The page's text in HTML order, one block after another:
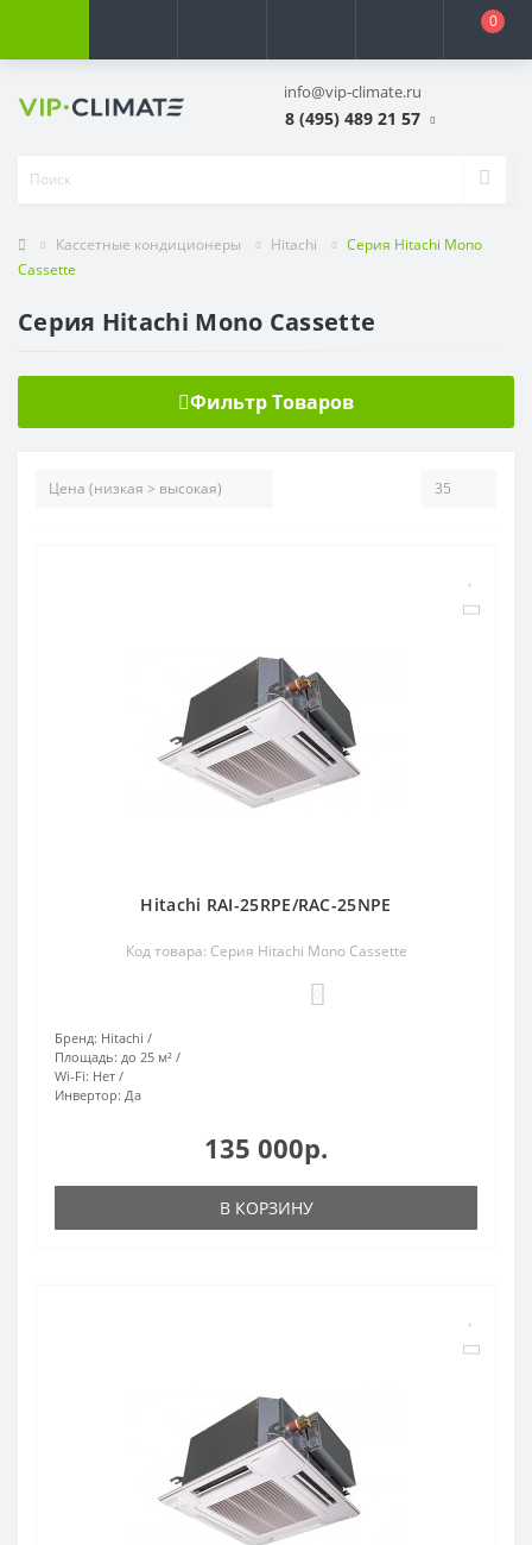
0
info@vip-climate.ru
8 (495) 489 21 57
Кассетные кондиционеры Hitachi
Серия Hitachi Mono
Cassette
Серия Hitachi Mono Cassette
Фильтр Товаров
Hitachi RAI-25RPE/RAC-25NPE
Код товара: Серия Hitachi Mono Cassette
Бренд: Hitachi
Площадь: до 25 м²
Wi-Fi: Нет
Инвертор: Да
135 000р.
В КОРЗИНУ